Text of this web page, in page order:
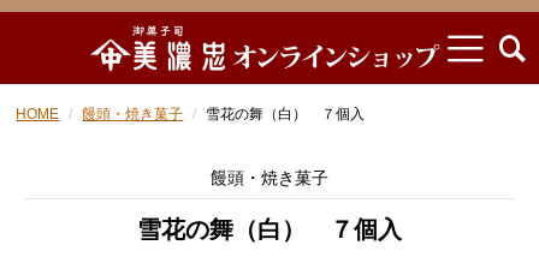
HOME 饅頭・焼き菓子 雪花の舞（白） ７個入
饅頭・焼き菓子
雪花の舞（白） ７個入